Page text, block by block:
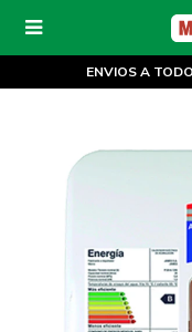

ENVIOS A